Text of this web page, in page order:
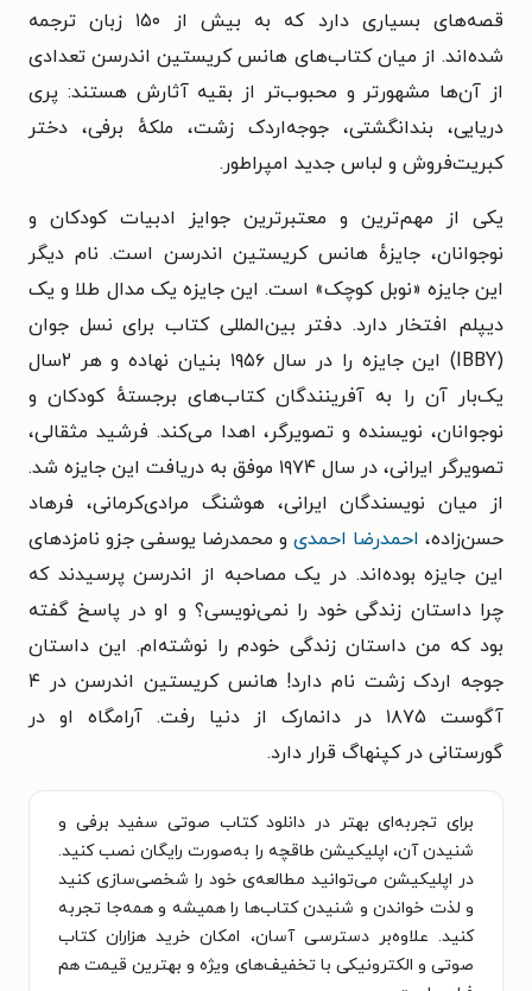
قصه‌های بسیاری دارد که به بیش از ۱۵۰ زبان ترجمه
شده‌اند. از میان کتاب‌های هانس کریستین اندرسن تعدادی
از آن‌ها مشهورتر و محبوب‌تر از بقیه آثارش هستند: پری
دریایی، بندانگشتی، جوجه‌اردک زشت، ملکهٔ برفی، دختر
کبریت‌فروش و لباس جدید امپراطور.
یکی از مهم‌ترین و معتبرترین جوایز ادبیات کودکان و
نوجوانان، جایزهٔ هانس کریستین اندرسن است. نام دیگر
این جایزه «نوبل کوچک» است. این جایزه یک مدال طلا و یک
دیپلم افتخار دارد. دفتر بین‌المللی کتاب برای نسل جوان
(IBBY) این جایزه را در سال ۱۹۵۶ بنیان نهاده و هر ۲سال
یک‌بار آن را به آفرینندگان کتاب‌های برجستهٔ کودکان و
نوجوانان، نویسنده و تصویرگر، اهدا می‌کند. فرشید مثقالی،
تصویرگر ایرانی، در سال ۱۹۷۴ موفق به دریافت این جایزه شد.
از میان نویسندگان ایرانی، هوشنگ مرادی‌کرمانی، فرهاد
حسن‌زاده، احمدرضا احمدی و محمدرضا یوسفی جزو نامزدهای
این جایزه بوده‌اند. در یک مصاحبه از اندرسن پرسیدند که
چرا داستان زندگی خود را نمی‌نویسی؟ و او در پاسخ گفته
بود که من داستان زندگی خودم را نوشته‌ام. این داستان
جوجه اردک زشت نام دارد! هانس کریستین اندرسن در ۴
آگوست ۱۸۷۵ در دانمارک از دنیا رفت. آرامگاه او در
گورستانی در کپنهاگ قرار دارد.
برای تجربه‌ای بهتر در دانلود کتاب صوتی سفید برفی و
شنیدن آن، اپلیکیشن طاقچه را به‌صورت رایگان نصب کنید.
در اپلیکیشن می‌توانید مطالعه‌ی خود را شخصی‌سازی کنید
و لذت خواندن و شنیدن کتاب‌ها را همیشه و همه‌جا تجربه
کنید. علاوه‌بر دسترسی آسان، امکان خرید هزاران کتاب
صوتی و الکترونیکی با تخفیف‌های ویژه و بهترین قیمت هم